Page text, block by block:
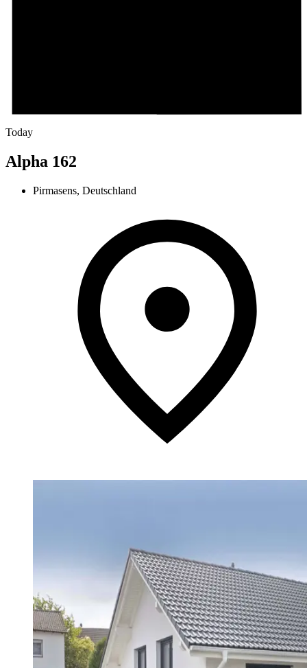
Today
Alpha 162
Pirmasens, Deutschland